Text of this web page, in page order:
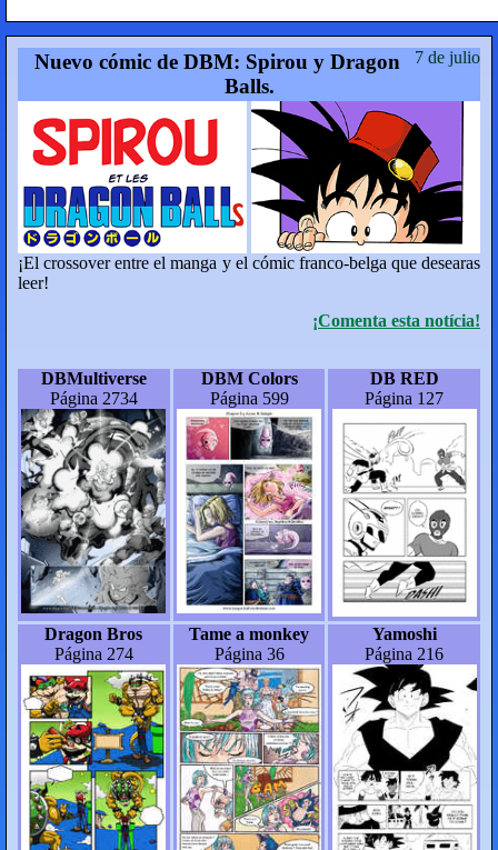
7 de julio
Nuevo cómic de DBM: Spirou y Dragon
Balls.
¡El crossover entre el manga y el cómic franco-belga que desearas
leer!
¡Comenta esta notícia!
DBMultiverse
Página 2734
DBM Colors
Página 599
DB RED
Página 127
Dragon Bros
Página 274
Tame a monkey
Página 36
Yamoshi
Página 216